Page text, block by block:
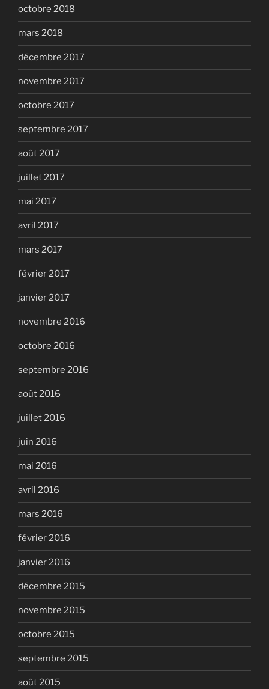
octobre 2018
mars 2018
décembre 2017
novembre 2017
octobre 2017
septembre 2017
août 2017
juillet 2017
mai 2017
avril 2017
mars 2017
février 2017
janvier 2017
novembre 2016
octobre 2016
septembre 2016
août 2016
juillet 2016
juin 2016
mai 2016
avril 2016
mars 2016
février 2016
janvier 2016
décembre 2015
novembre 2015
octobre 2015
septembre 2015
août 2015